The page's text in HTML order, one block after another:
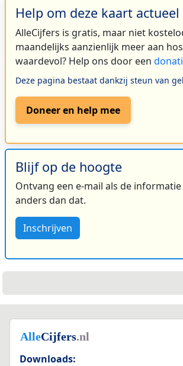
Help om deze kaart
AlleCijfers is gratis, maar niet
maandelijks aanzienlijk meer aan
waardevol? Help ons door een
Deze pagina bestaat dankzij steun van
Doneer en help mee
Blijf op de hoogte
Ontvang een e-mail als de
anders dan dat.
Inschrijven
Downloads: